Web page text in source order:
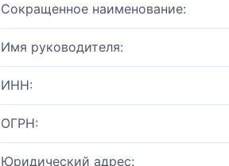
Сокращенное наименование:
Имя руководителя:
ИНН:
ОГРН:
Юридический адрес: